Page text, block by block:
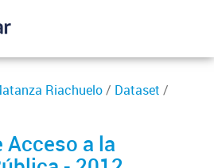
Riachuelo/ Dataset /
a la